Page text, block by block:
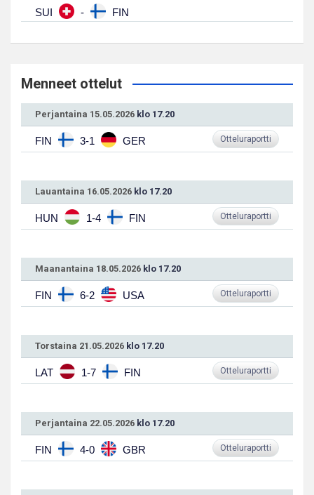
SUI - FIN
Menneet ottelut
Perjantaina 15.05.2026 klo 17.20
FIN 3-1 GER Otteluraportti
Lauantaina 16.05.2026 klo 17.20
HUN 1-4 FIN Otteluraportti
Maanantaina 18.05.2026 klo 17.20
FIN 6-2 USA Otteluraportti
Torstaina 21.05.2026 klo 17.20
LAT 1-7 FIN Otteluraportti
Perjantaina 22.05.2026 klo 17.20
FIN 4-0 GBR Otteluraportti